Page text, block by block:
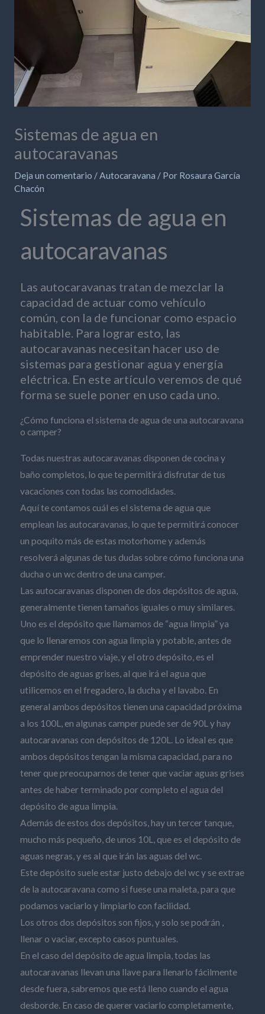
Sistemas de agua en
autocaravanas
Deja un comentario /Autocaravana / Por Rosaura García
Chacón
Sistemas de agua en
autocaravanas
Las autocaravanas tratan de mezclar la
capacidad de actuar como vehículo
común, con la de funcionar como espacio
habitable. Para lograr esto, las
autocaravanas necesitan hacer uso de
sistemas para gestionar agua y energía
eléctrica. En este artículo veremos de qué
forma se suele poner en uso cada uno.
¿Cómo funciona el sistema de agua de una autocaravana
o camper?
Todas nuestras autocaravanas disponen de cocina y
baño completos, lo que te permitirá disfrutar de tus
vacaciones con todas las comodidades.
Aquí te contamos cuál es el sistema de agua que
emplean las autocaravanas, lo que te permitirá conocer
un poquito más de estas motorhome y además
resolverá algunas de tus dudas sobre cómo funciona una
ducha o un wc dentro de una camper.
Las autocaravanas disponen de dos depósitos de agua,
generalmente tienen tamaños iguales o muy similares.
Uno es el depósito que llamamos de “agua limpia” ya
que lo llenaremos con agua limpia y potable, antes de
emprender nuestro viaje, y el otro depósito, es el
depósito de aguas grises, al que irá el agua que
utilicemos en el fregadero, la ducha y el lavabo. En
general ambos depósitos tienen una capacidad próxima
a los 100L, en algunas camper puede ser de 90L y hay
autocaravanas con depósitos de 120L. Lo ideal es que
ambos depósitos tengan la misma capacidad, para no
tener que preocuparnos de tener que vaciar aguas grises
antes de haber terminado por completo el agua del
depósito de agua limpia.
Además de estos dos depósitos, hay un tercer tanque,
mucho más pequeño, de unos 10L, que es el depósito de
aguas negras, y es al que irán las aguas del wc.
Este depósito suele estar justo debajo del wc y se extrae
de la autocaravana como si fuese una maleta, para que
podamos vaciarlo y limpiarlo con facilidad.
Los otros dos depósitos son fijos, y solo se podrán ,
llenar o vaciar, excepto casos puntuales.
En el caso del depósito de agua limpia, todas las
autocaravanas llevan una llave para llenarlo fácilmente
desde fuera, sabremos que está lleno cuando el agua
desborde. En caso de querer vaciarlo completamente,